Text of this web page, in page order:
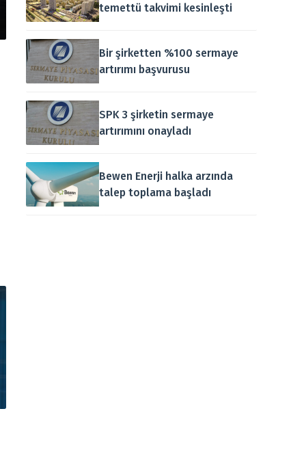
temettü takvimi kesinleşti
Bir şirketten %100 sermaye
artırımı başvurusu
SPK 3 şirketin sermaye
artırımını onayladı
Bewen Enerji halka arzında
talep toplama başladı